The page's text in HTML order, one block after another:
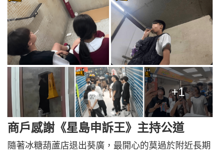
+1
商戶感謝《星島申訴王》主持公道
隨著冰糖葫蘆店退出葵廣，最開心的莫過於附近長期